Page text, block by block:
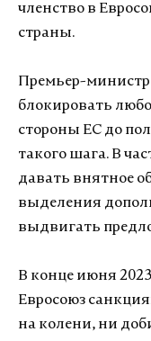
членство в
страны.
Премьер-министр
блокировать
стороны ЕС до
такого шага. В
давать внятное
выделения
выдвигать
В конце июня
Евросоюз
на колени, ни